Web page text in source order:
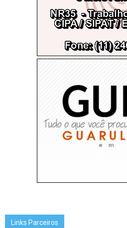
Links Parceiros